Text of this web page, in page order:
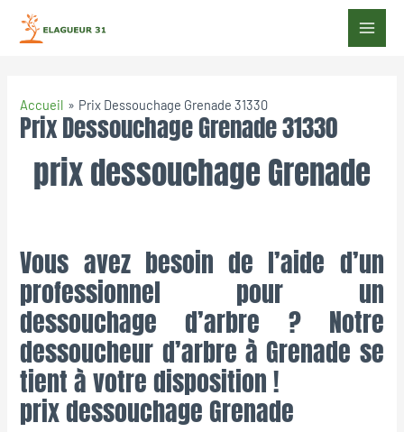
Accueil Prix Dessouchage Grenade 31330
Prix Dessouchage Grenade 31330
prix dessouchage Grenade
Vous avez besoin de l’aide d’un
professionnel pour un
dessouchage d’arbre ? Notre
dessoucheur d’arbre à Grenade se
tient à votre disposition !
prix dessouchage Grenade